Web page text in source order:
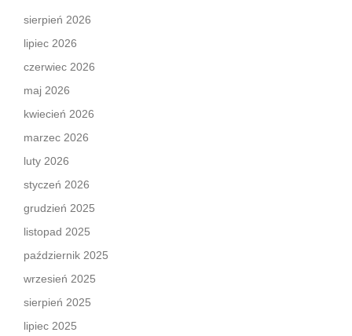
sierpień 2026
lipiec 2026
czerwiec 2026
maj 2026
kwiecień 2026
marzec 2026
luty 2026
styczeń 2026
grudzień 2025
listopad 2025
październik 2025
wrzesień 2025
sierpień 2025
lipiec 2025